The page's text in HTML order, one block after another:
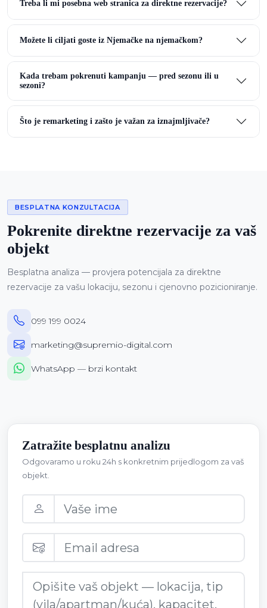
Treba li mi posebna web stranica za direktne rezervacije?
Možete li ciljati goste iz Njemačke na njemačkom?
Kada trebam pokrenuti kampanju — pred sezonu ili u
sezoni?
Što je remarketing i zašto je važan za iznajmljivače?
BESPLATNA KONZULTACIJA
Pokrenite direktne rezervacije za vaš
objekt
Besplatna analiza — provjera potencijala za direktne
rezervacije za vašu lokaciju, sezonu i cjenovno pozicioniranje.
099 199 0024
marketing@supremio-digital.com
WhatsApp — brzi kontakt
Zatražite besplatnu analizu
Odgovaramo u roku 24h s konkretnim prijedlogom za vaš
objekt.